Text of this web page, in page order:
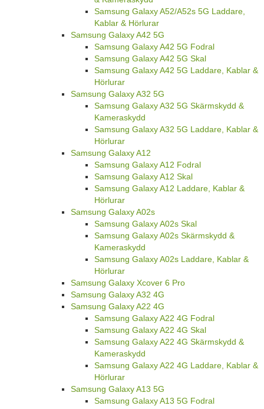
Samsung Galaxy A52/A52s 5G Laddare,
Kablar & Hörlurar
Samsung Galaxy A42 5G
Samsung Galaxy A42 5G Fodral
Samsung Galaxy A42 5G Skal
Samsung Galaxy A42 5G Laddare, Kablar &
Hörlurar
Samsung Galaxy A32 5G
Samsung Galaxy A32 5G Skärmskydd &
Kameraskydd
Samsung Galaxy A32 5G Laddare, Kablar &
Hörlurar
Samsung Galaxy A12
Samsung Galaxy A12 Fodral
Samsung Galaxy A12 Skal
Samsung Galaxy A12 Laddare, Kablar &
Hörlurar
Samsung Galaxy A02s
Samsung Galaxy A02s Skal
Samsung Galaxy A02s Skärmskydd &
Kameraskydd
Samsung Galaxy A02s Laddare, Kablar &
Hörlurar
Samsung Galaxy Xcover 6 Pro
Samsung Galaxy A32 4G
Samsung Galaxy A22 4G
Samsung Galaxy A22 4G Fodral
Samsung Galaxy A22 4G Skal
Samsung Galaxy A22 4G Skärmskydd &
Kameraskydd
Samsung Galaxy A22 4G Laddare, Kablar &
Hörlurar
Samsung Galaxy A13 5G
Samsung Galaxy A13 5G Fodral